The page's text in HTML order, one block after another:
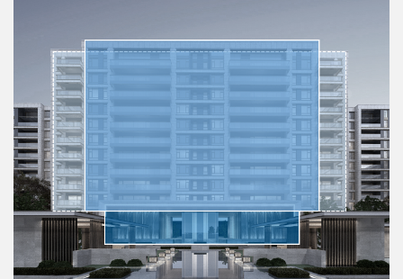
注重形体和比例。清晰明确的体块交接，去除繁杂的外部
装饰构件，大体块的虚实对比。强调立面比例，反复斟
酌，在最终效果上追求现代工艺和经典比例的和谐统一。